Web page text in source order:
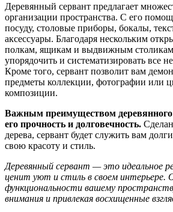
Деревянный сервант предлагает
организации пространства. С его
посуду, столовые приборы, бокалы,
аксессуары. Благодаря нескольким
полкам, ящикам и выдвижным
упорядочить и систематизировать все
Кроме того, сервант позволит вам
предметы коллекции, фотографии или
композиции.
Важным преимуществом деревянного
его прочность и долговечность.
дерева, сервант будет служить вам
свою красоту и стиль.
Деревянный сервант — это идеальное
ценит уют и стиль в своем интерьере.
функциональности вашему
внимания и привлекая восхищенные